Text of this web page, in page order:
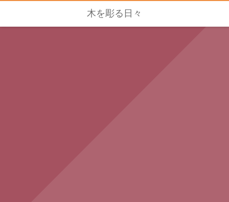
木を彫る日々